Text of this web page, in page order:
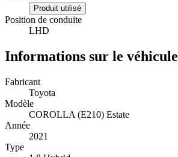
Produit utilisé
Position de conduite
LHD
Informations sur le véhicule
Fabricant
Toyota
Modèle
COROLLA (E210) Estate
Année
2021
Type